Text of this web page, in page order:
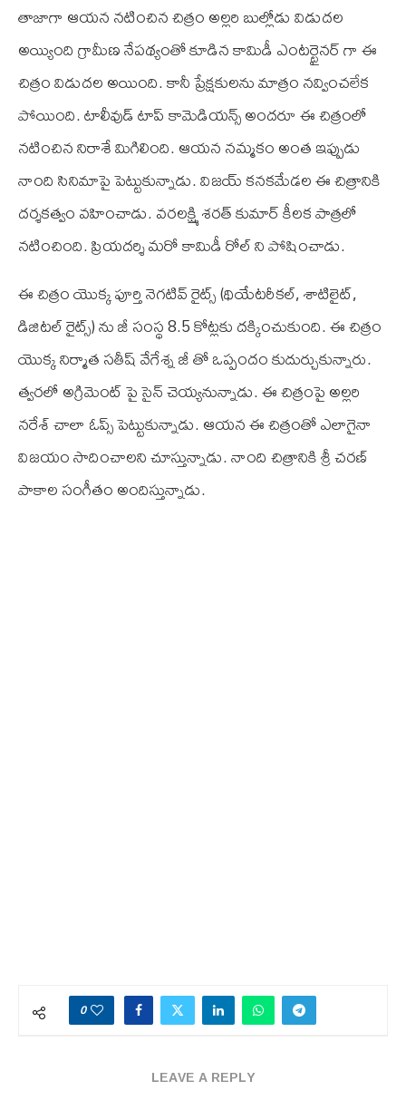
తాజాగా ఆయన నటించిన చిత్రం అల్లరి బుల్లోడు విడుదల
అయ్యింది గ్రామీణ నేపథ్యంతో కూడిన కామిడీ ఎంటర్టైనర్ గా ఈ
చిత్రం విడుదల అయింది. కానీ ప్రేక్షకులను మాత్రం నవ్వించలేక
పోయింది. టాలీవుడ్ టాప్ కామెడియన్స్ అందరూ ఈ చిత్రంలో
నటించిన నిరాశే మిగిలింది. ఆయన నమ్మకం అంత ఇప్పుడు
నాంది సినిమాపై పెట్టుకున్నాడు. విజయ్ కనకమేడల ఈ చిత్రానికి
దర్శకత్వం వహించాడు. వరలక్ష్మి శరత్ కుమార్ కీలక పాత్రలో
నటించింది. ప్రియదర్శి మరో కామిడీ రోల్ ని పోషించాడు.
ఈ చిత్రం యొక్క పూర్తి నెగటివ్ రైట్స్ (థియేటరీకల్, శాటిలైట్,
డిజిటల్ రైట్స్) ను జీ సంస్థ 8.5 కోట్లకు దక్కించుకుంది. ఈ చిత్రం
యొక్క నిర్మాత సతీష్ వేగేశ్న జీ తో ఒప్పందం కుదుర్చుకున్నారు.
త్వరలో అగ్రిమెంట్ పై సైన్ చెయ్యనున్నాడు. ఈ చిత్రంపై అల్లరి
నరేశ్ చాలా ఓప్స్ పెట్టుకున్నాడు. ఆయన ఈ చిత్రంతో ఎలాగైనా
విజయం సాదించాలని చూస్తున్నాడు. నాంది చిత్రానికి శ్రీ చరణ్
పాకాల సంగీతం అందిస్తున్నాడు.
0
LEAVE A REPLY